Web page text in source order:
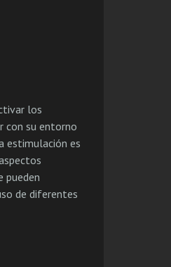
los
con su entorno
estimulación es
pueden
de diferentes